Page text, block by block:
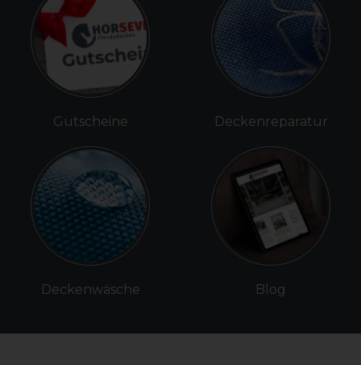
Gutscheine
Deckenwäsche
Deckenreparatur
Blog